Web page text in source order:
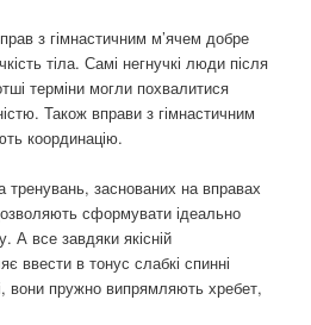
з гімнастичним м’ячем добре
тіла. Самі негнучкі люди після
терміни могли похвалитися
Також вправи з гімнастичним
координацію.
тренувань, заснованих на вправах
сформувати ідеально
А все завдяки якісній
ввести в тонус слабкі спинні
вони пружно випрямляють хребет,